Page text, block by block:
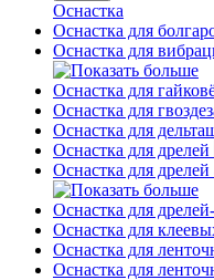
Оснастка
Оснастка для
Оснастка для
Оснастка для
Оснастка для
Оснастка для
Оснастка для дрелей
Оснастка для
Оснастка для
Оснастка для
Оснастка для
Оснастка для